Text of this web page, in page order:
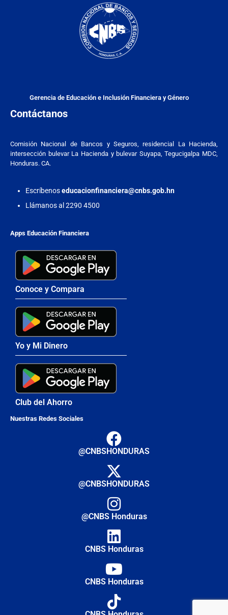
Gerencia de Educación e Inclusión Financiera y Género
Contáctanos
Comisión Nacional de Bancos y Seguros, residencial La Hacienda,
intersección bulevar La Hacienda y bulevar Suyapa, Tegucigalpa MDC,
Honduras. CA.
Escríbenoseducacionfinanciera@cnbs.gob.hn
Llámanos al 2290 4500
Apps Educación Financiera
Conoce y Compara
Yo y Mi Dinero
Club del Ahorro
Nuestras Redes Sociales
@CNBSHONDURAS
@CNBSHONDURAS
@CNBS Honduras
CNBS Honduras
CNBS Honduras